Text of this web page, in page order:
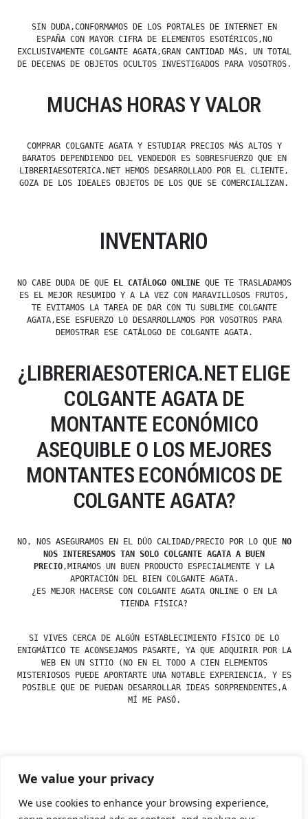
We value your privacy
We use cookies to enhance your browsing experience,
SIN DUDA,CONFORMAMOS DE LOS PORTALES DE INTERNET EN
ESPAÑA CON MAYOR CIFRA DE ELEMENTOS ESOTÉRICOS,NO
EXCLUSIVAMENTE COLGANTE AGATA,GRAN CANTIDAD MÁS, UN TOTAL
DE DECENAS DE OBJETOS OCULTOS INVESTIGADOS PARA VOSOTROS.
MUCHAS HORAS Y VALOR
COMPRAR COLGANTE AGATA Y ESTUDIAR PRECIOS MÁS ALTOS Y
BARATOS DEPENDIENDO DEL VENDEDOR ES SOBRESFUERZO QUE EN
LIBRERIAESOTERICA.NET HEMOS DESARROLLADO POR EL CLIENTE,
GOZA DE LOS IDEALES OBJETOS DE LOS QUE SE COMERCIALIZAN.
INVENTARIO
NO CABE DUDA DE QUE EL CATÁLOGO ONLINEQUE TE TRASLADAMOS
ES EL MEJOR RESUMIDO Y A LA VEZ CON MARAVILLOSOS FRUTOS,
TE EVITAMOS LA TAREA DE DAR CON TU SUBLIME COLGANTE
AGATA,ESE ESFUERZO LO DESARROLLAMOS POR VOSOTROS PARA
DEMOSTRAR ESE CATÁLOGO DE COLGANTE AGATA.
¿LIBRERIAESOTERICA.NET ELIGE
COLGANTE AGATA DE
MONTANTE ECONÓMICO
ASEQUIBLE O LOS MEJORES
MONTANTES ECONÓMICOS DE
COLGANTE AGATA?
NO, NOS ASEGURAMOS EN EL DÚO CALIDAD/PRECIO POR LO QUE
NO
NOS INTERESAMOS TAN SOLO COLGANTE AGATA A BUEN
PRECIO,MIRAMOS UN BUEN PRODUCTO ESPECIALMENTE Y LA
APORTACIÓN DEL BIEN COLGANTE AGATA.
¿ES MEJOR HACERSE CON COLGANTE AGATA ONLINE O EN LA
TIENDA FÍSICA?
SI VIVES CERCA DE ALGÚN ESTABLECIMIENTO FÍSICO DE LO
ENIGMÁTICO TE ACONSEJAMOS PASARTE, YA QUE ADQUIRIR POR LA
WEB EN UN SITIO (NO EN EL TODO A CIEN ELEMENTOS
MISTERIOSOS PUEDE APORTARTE UNA NOTABLE EXPERIENCIA, Y ES
POSIBLE QUE DE PUEDAN DESARROLLAR IDEAS SORPRENDENTES,A
MÍ ME PASÓ.
by
Posted
Agata,Colgantes